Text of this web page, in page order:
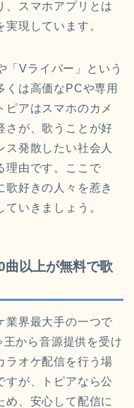
、スマホアプリとは
現しています。
「Vライバー」という
くは高価なPCや専用
ピアはスマホのカメ
さが、歌うことが好
ス発散したい社会人
理由です。ここで
歌好きの人々を惹き
いきましょう。
以上が無料で歌
業界最大手の一つで
王から音源提供を受け
ラオケ配信を行う場
すが、トピアなら公
め、安心して配信に